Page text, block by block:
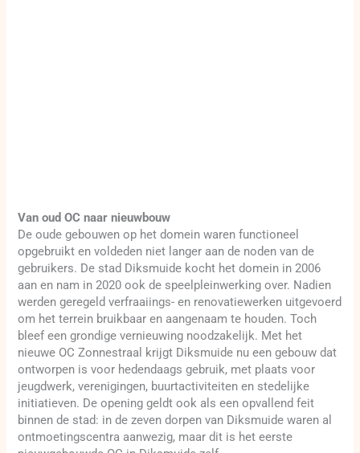
Van oud OC naar nieuwbouw
De oude gebouwen op het domein waren functioneel
opgebruikt en voldeden niet langer aan de noden van de
gebruikers. De stad Diksmuide kocht het domein in 2006
aan en nam in 2020 ook de speelpleinwerking over. Nadien
werden geregeld verfraaiings- en renovatiewerken uitgevoerd
om het terrein bruikbaar en aangenaam te houden. Toch
bleef een grondige vernieuwing noodzakelijk. Met het
nieuwe OC Zonnestraal krijgt Diksmuide nu een gebouw dat
ontworpen is voor hedendaags gebruik, met plaats voor
jeugdwerk, verenigingen, buurtactiviteiten en stedelijke
initiatieven. De opening geldt ook als een opvallend feit
binnen de stad: in de zeven dorpen van Diksmuide waren al
ontmoetingscentra aanwezig, maar dit is het eerste